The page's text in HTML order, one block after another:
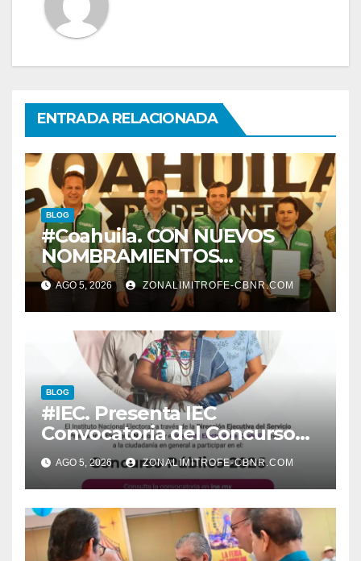
ENTRADA RELACIONADA
BLOG
#Coahuila. CON NUEVOS
NOMBRAMIENTOS
FORTALECE GOBERNADOR
GABINETE
AGO 5, 2026 ZONALIMITROFE-CBNR.COM
BLOG
#IEC. Presenta IEC
Convocatoria del Concurso
Público 2026
AGO 5, 2026 ZONALIMITROFE-CBNR.COM